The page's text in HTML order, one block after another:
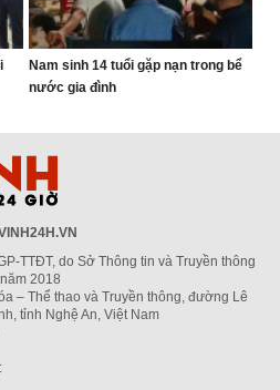
Nam sinh 14 tuổi gặp nạn trong bể
nước gia đình
TTĐT, do Sở Thông tin và Truyền thông
2018
– Thể thao và Truyền thông, đường Lê
tỉnh Nghệ An, Việt Nam